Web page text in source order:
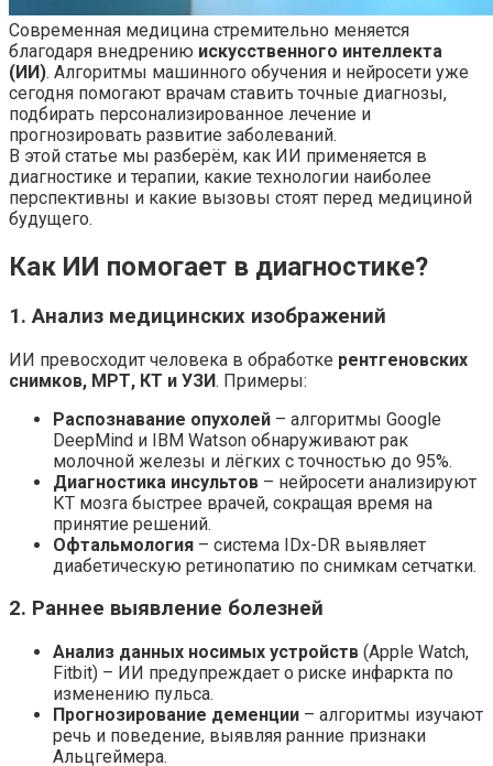
Современная медицина стремительно меняется
благодаря внедрению искусственного интеллекта
(ИИ). Алгоритмы машинного обучения и нейросети уже
сегодня помогают врачам ставить точные диагнозы,
подбирать персонализированное лечение и
прогнозировать развитие заболеваний.
В этой статье мы разберём, как ИИ применяется в
диагностике и терапии, какие технологии наиболее
перспективны и какие вызовы стоят перед медициной
будущего.
Как ИИ помогает в диагностике?
1. Анализ медицинских изображений
ИИ превосходит человека в обработке рентгеновских
снимков, МРТ, КТ и УЗИ. Примеры:
Распознавание опухолей – алгоритмы Google
DeepMind и IBM Watson обнаруживают рак
молочной железы и лёгких с точностью до 95%.
Диагностика инсультов – нейросети анализируют
КТ мозга быстрее врачей, сокращая время на
принятие решений.
Офтальмология – система IDx-DR выявляет
диабетическую ретинопатию по снимкам сетчатки.
2. Раннее выявление болезней
Анализ данных носимых устройств (Apple Watch,
Fitbit) – ИИ предупреждает о риске инфаркта по
изменению пульса.
Прогнозирование деменции – алгоритмы изучают
речь и поведение, выявляя ранние признаки
Альцгеймера.